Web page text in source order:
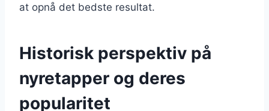
at opnå det bedste resultat.
Historisk perspektiv på
nyretapper og deres
popularitet